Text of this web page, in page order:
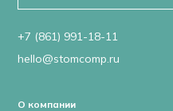
+7 (861) 991-18-11
hello@stomcomp.ru
О компании